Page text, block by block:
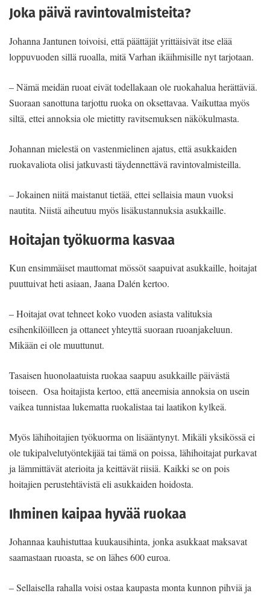
Joka päivä ravintovalmisteita?
Johanna Jantunen toivoisi, että päättäjät yrittäisivät itse elää
loppuvuoden sillä ruoalla, mitä Varhan ikäihmisille nyt tarjotaan.
– Nämä meidän ruoat eivät todellakaan ole ruokahalua herättäviä.
Suoraan sanottuna tarjottu ruoka on oksettavaa. Vaikuttaa myös
siltä, ettei annoksia ole mietitty ravitsemuksen näkökulmasta.
Johannan mielestä on vastenmielinen ajatus, että asukkaiden
ruokavaliota olisi jatkuvasti täydennettävä ravintovalmisteilla.
– Jokainen niitä maistanut tietää, ettei sellaisia maun vuoksi
nautita. Niistä aiheutuu myös lisäkustannuksia asukkaille.
Hoitajan työkuorma kasvaa
Kun ensimmäiset mauttomat mössöt saapuivat asukkaille, hoitajat
puuttuivat heti asiaan, Jaana Dalén kertoo.
– Hoitajat ovat tehneet koko vuoden asiasta valituksia
esihenkilöilleen ja ottaneet yhteyttä suoraan ruoanjakeluun.
Mikään ei ole muuttunut.
Tasaisen huonolaatuista ruokaa saapuu asukkaille päivästä
toiseen. Osa hoitajista kertoo, että aneemisia annoksia on usein
vaikea tunnistaa lukematta ruokalistaa tai laatikon kylkeä.
Myös lähihoitajien työkuorma on lisääntynyt. Mikäli yksikössä ei
ole tukipalvelutyöntekijää tai tämä on poissa, lähihoitajat purkavat
ja lämmittävät aterioita ja keittävät riisiä. Kaikki se on pois
hoitajien perustehtävistä eli asukkaiden hoidosta.
Ihminen kaipaa hyvää ruokaa
Johannaa kauhistuttaa kuukausihinta, jonka asukkaat maksavat
saamastaan ruoasta, se on lähes 600 euroa.
– Sellaisella rahalla voisi ostaa kaupasta monta kunnon pihviä ja